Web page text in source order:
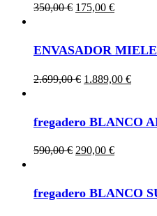
350,00€ Original
350,00 €.
175,00 €Current
175,00 €.
ENVASADOR
2.699,00€ Original
2.699,00 €.
1.889,00 €
fregadero BLANCO
590,00€ Original
590,00 €.
290,00 €Current
290,00 €.
fregadero BLANCO